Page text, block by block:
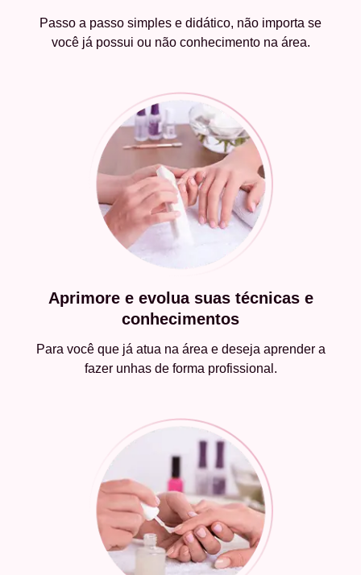
Passo a passo simples e didático, não importa se
você já possui ou não conhecimento na área.
Aprimore e evolua suas técnicas e
conhecimentos
Para você que já atua na área e deseja aprender a
fazer unhas de forma profissional.